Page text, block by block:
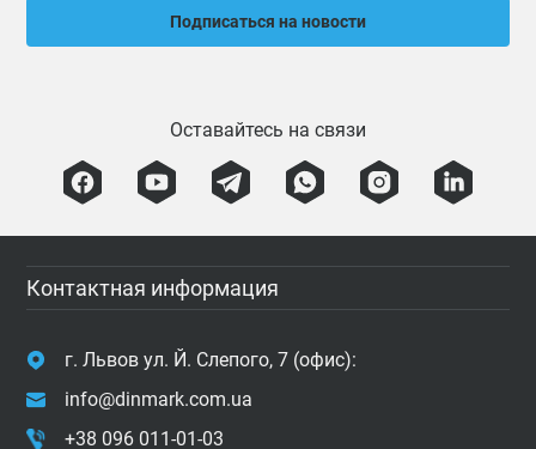
Подписаться на новости
Оставайтесь на связи
Контактная информация
г. Львов ул. Й. Слепого, 7 (офис):
info@dinmark.com.ua
+38 096 011-01-03